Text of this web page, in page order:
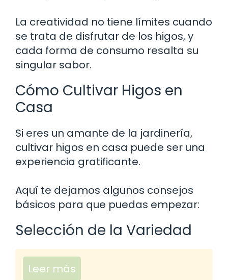
La creatividad no tiene límites cuando
se trata de disfrutar de los higos, y
cada forma de consumo resalta su
singular sabor.
Cómo Cultivar Higos en
Casa
Si eres un amante de la jardinería,
cultivar higos en casa puede ser una
experiencia gratificante.
Aquí te dejamos algunos consejos
básicos para que puedas empezar:
Selección de la Variedad
Leer más